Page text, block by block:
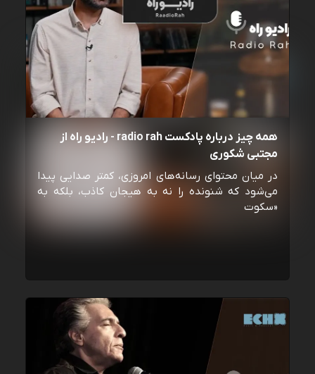
همه چیز درباره پادکست radio rah - رادیو راه از
مجتبی شکوری
در میان محتوای رسانه‌های امروزی، کمتر صدایی پیدا
می‌شود که شنونده را نه به هیجان کاذب، بلکه به
«سکوت